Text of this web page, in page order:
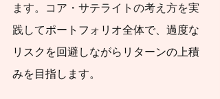
私は、証券会社お
よび投資信託運用会
社に42年間勤務し、
退職後は日本証券業
ます。コア・サテライトの考え方を実
践してポートフォリオ全体で、過度な
リスクを回避しながらリターンの上積
みを目指します。